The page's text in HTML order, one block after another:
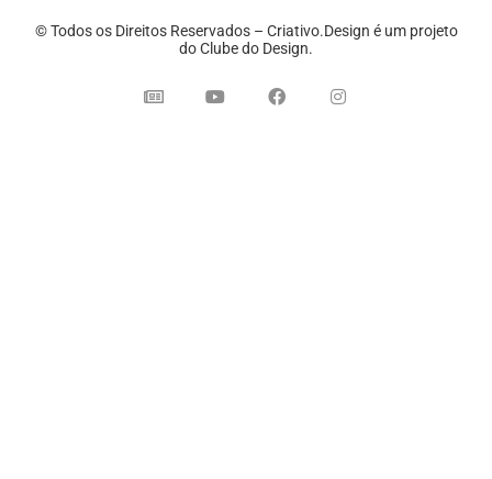
© Todos os Direitos Reservados – Criativo.Design é um projeto
do Clube do Design.